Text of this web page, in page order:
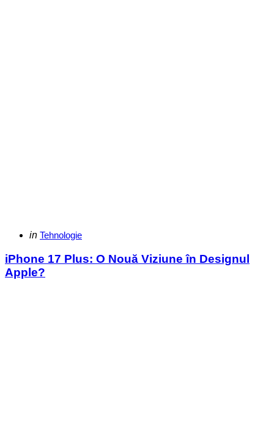
Categories
Posted
in Tehnologie
iPhone 17 Plus: O Nouă Viziune în Designul
Apple?